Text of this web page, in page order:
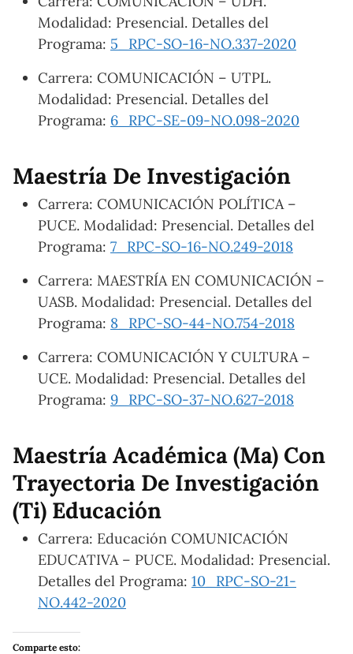
Modalidad: Presencial. Detalles del
Programa: 5_RPC-SO-16-NO.337-2020
Carrera: COMUNICACIÓN – UTPL.
Modalidad: Presencial. Detalles del
Programa: 6_RPC-SE-09-NO.098-2020
Maestría De Investigación
Carrera: COMUNICACIÓN POLÍTICA –
PUCE. Modalidad: Presencial. Detalles del
Programa: 7_RPC-SO-16-NO.249-2018
Carrera: MAESTRÍA EN COMUNICACIÓN –
UASB. Modalidad: Presencial. Detalles del
Programa: 8_RPC-SO-44-NO.754-2018
Carrera: COMUNICACIÓN Y CULTURA –
UCE. Modalidad: Presencial. Detalles del
Programa: 9_RPC-SO-37-NO.627-2018
Maestría Académica (Ma) Con
Trayectoria De Investigación
(Ti) Educación
Carrera: Educación COMUNICACIÓN
EDUCATIVA – PUCE. Modalidad: Presencial.
Detalles del Programa: 10_RPC-SO-21-
NO.442-2020
Comparte esto: